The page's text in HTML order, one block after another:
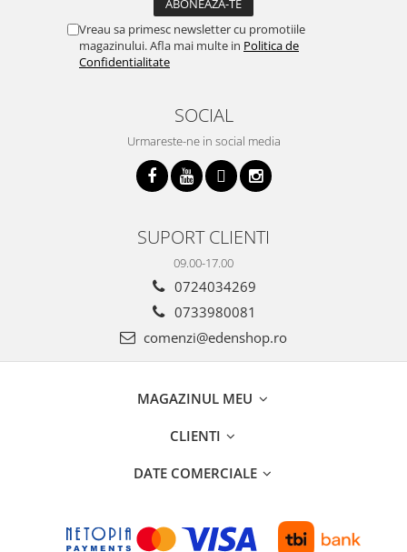
Vreau sa primesc newsletter cu promotiile
magazinului. Afla mai multe in Politica de
Confidentialitate
SOCIAL
Urmareste-ne in social media
SUPORT CLIENTI
09.00-17.00
0724034269
0733980081
comenzi@edenshop.ro
MAGAZINUL MEU
CLIENTI
DATE COMERCIALE